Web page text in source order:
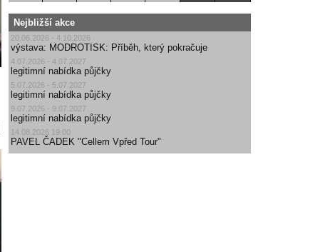
Nejbližší akce
20.06.2026 - 4.10.2026
výstava: MODROTISK: Příběh, který pokračuje
4.07.2026 - 4.07.2027
legitimní nabídka půjčky
5.07.2026 - 5.07.2027
legitimní nabídka půjčky
9.07.2026 - 9.07.2027
legitimní nabídka půjčky
14.08.2026 19:00
PAVEL ČADEK "Cellem Vpřed Tour"